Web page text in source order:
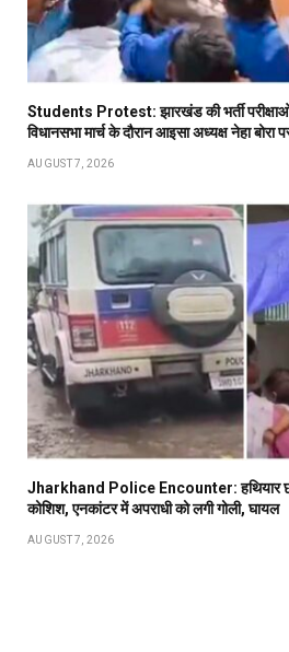
Students Protest: झारखंड की भर्ती
विधानसभा मार्च के दौरान आइसा अध्यक्ष नेहा बोरा
AUGUST 7, 2026
Jharkhand Police Encounter: हथियार
कोशिश, एनकांटर में अपराधी को लगी गोली, घायल
AUGUST 7, 2026